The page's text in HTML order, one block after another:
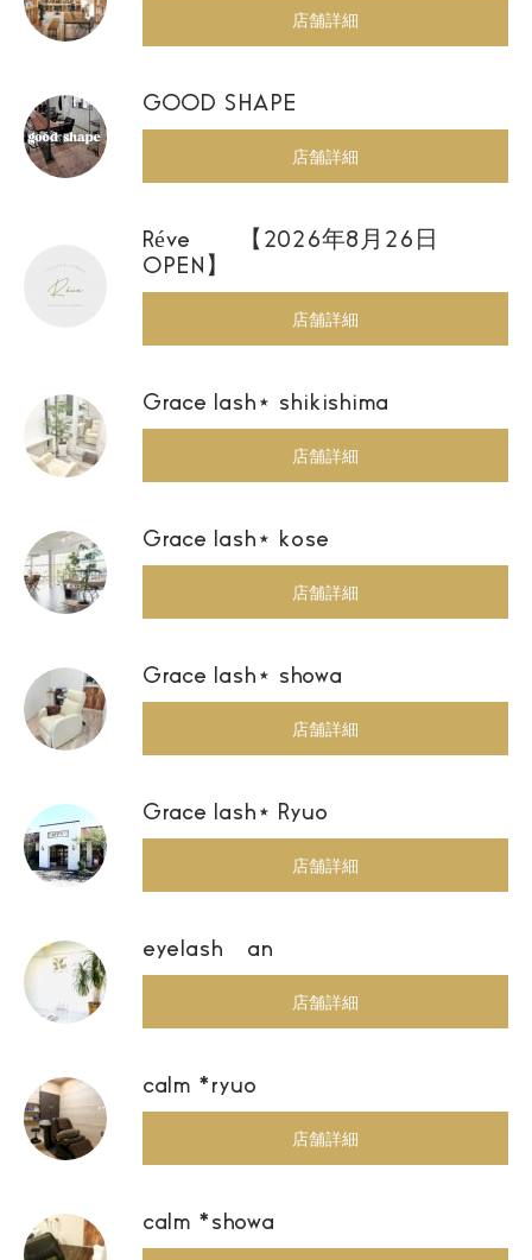
店舗詳細
GOOD SHAPE
店舗詳細
Réve 【2026年8月26日
OPEN】
店舗詳細
Grace lash⋆ shikishima
店舗詳細
Grace lash⋆ kose
店舗詳細
Grace lash⋆ showa
店舗詳細
Grace lash⋆ Ryuo
店舗詳細
eyelash an
店舗詳細
calm *ryuo
店舗詳細
calm *showa